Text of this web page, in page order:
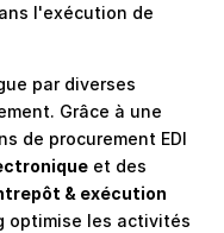
l'exécution de
par diverses
Grâce à une
de procurement EDI
et des
& exécution
optimise les activités